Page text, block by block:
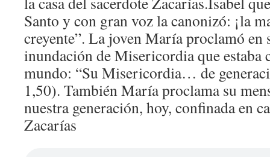
Santo y con gran voz la canonizó: ¡la
creyente”. La joven María proclamó
inundación de Misericordia que estaba
mundo: “Su Misericordia… de
1,50). También María proclama su
nuestra generación, hoy, confinada en
Zacarías